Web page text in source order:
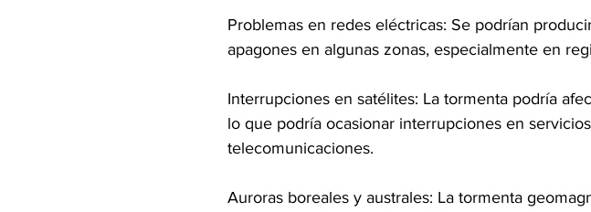
Problemas en redes eléctricas: Se podrían
apagones en algunas zonas, especialmente en
Interrupciones en satélites: La tormenta podría
lo que podría ocasionar interrupciones en
telecomunicaciones.
Auroras boreales y australes: La tormenta